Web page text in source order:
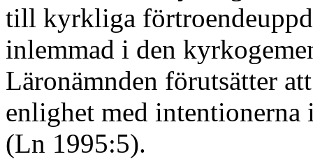
till kyrkliga
inlemmad i den
Läronämnden förutsätter
enlighet med
(Ln 1995:5).